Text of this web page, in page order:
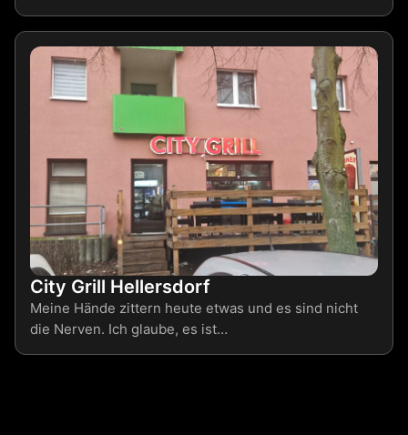
City Grill Hellersdorf
Meine Hände zittern heute etwas und es sind nicht
die Nerven. Ich glaube, es ist…